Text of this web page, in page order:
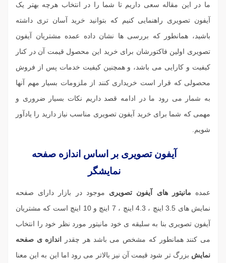
ما در این مقاله سعی داریم تا شما را در انتخاب هرچه بهتر یک
آیفون تصویری راهنمایی کنیم که بتوانید خرید آسان تری داشته
باشید، همانطور که بررسی ها نشان داده عمده مشتریان آیفون
تصویری اولین فاکتورشان برای خرید این محصول قیمت آن در کنار
کیفیت و کارایی می باشد، و همچنین کیفیت خدمات پس از فروش
محصولی که قرار است خریداری کنند از ملزومات بسیار مهم آنها
به شمار می رود ما در ادامه قصد داریم نکات بسیار ضروری و
مهمی که شما برای خرید آیفون تصویری مناسب نیاز دارید را یادآور
شویم.
آیفون تصویری بر اساس اندازه صفحه
نمایشگر
عمده مانیتور های آیفون تصویری موجود در بازار دارای صفحه
نمایش های 3.5 اینچ ، 4.3 اینچ ، 7 اینچ و 10 اینچ است که مشتریان
آیفون تصویری بنا به سلیقه ی خود مانیتور مورد نظر خود را انتخاب
می کنند همانطور که مشخص می باشد هر چقدر
اندازه ی صفحه
نمایش بزرگ تر شود قیمت آن نیز بالاتر می رود اما این به این معنا